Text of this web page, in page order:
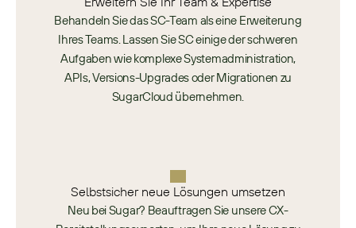
Behandeln Sie das SC-Team als eine Erweiterung
Ihres Teams. Lassen Sie SC einige der schweren
Aufgaben wie komplexe Systemadministration,
APIs, Versions-Upgrades oder Migrationen zu
SugarCloud übernehmen.
Selbstsicher neue Lösungen umsetzen
Neu bei Sugar? Beauftragen Sie unsere CX-